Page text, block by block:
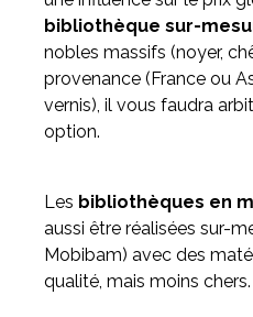
bibliothèque sur-
nobles massifs (noyer,
provenance (France ou
vernis), il vous faudra
option.
Les bibliothèques en
aussi être réalisées sur-
Mobibam) avec des
qualité, mais moins chers.